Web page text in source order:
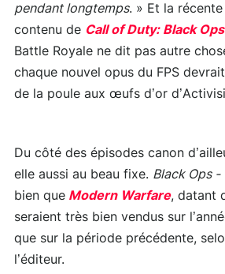
pendant longtemps. » Et la
contenu de Call of Duty: Black
Battle Royale ne dit pas autre
chaque nouvel opus du FPS
de la poule aux œufs d’or
Du côté des épisodes canon
elle aussi au beau fixe. Black Ops -
bien que Modern Warfare, datant
seraient très bien vendus sur
que sur la période précédente,
l’éditeur.